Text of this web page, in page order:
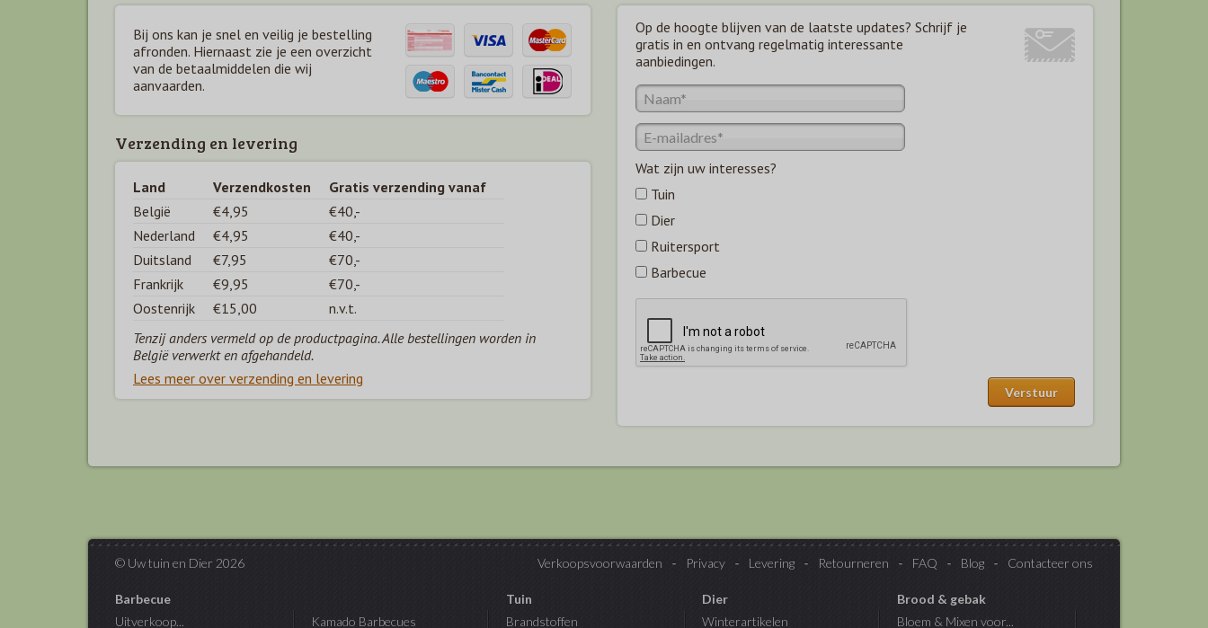
Bij ons kan je snel en veilig je bestelling
afronden. Hiernaast zie je een overzicht
van de betaalmiddelen die wij
aanvaarden.
Op de hoogte blijven van de laatste updates? Schrijf je
gratis in en ontvang regelmatig interessante
aanbiedingen.
Wat zijn uw interesses?
Tuin
Dier
Ruitersport
Barbecue
Verzending en levering
Land Verzendkosten
Gratis verzending vanaf
België
€4,95
€40,-
Nederland
€4,95
€40,-
Duitsland
€7,95
€70,-
Frankrijk
€9,95
€70,-
Oostenrijk
€15,00
n.v.t.
Tenzij anders vermeld op de productpagina. Alle bestellingen worden in
België verwerkt en afgehandeld.
Lees meer over verzending en levering
© Uw tuin en Dier 2026 Verkoopsvoorwaarden Privacy Levering Retourneren FAQ Blog Contacteer ons
Barbecue
Uitverkoop...
Kamado Barbecues
Tuin
Brandstoffen
Dier
Winterartikelen
Brood & gebak
Bloem & Mixen voor...